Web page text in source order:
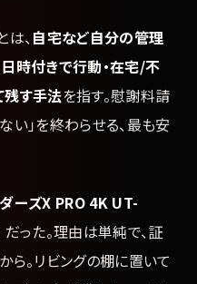
、 自宅など自分の管理
時付きで行動・在宅/不
残す手法を指す。慰謝料請
い」を終わらせる、最も安
ーズX PRO 4K UT-
だった。理由は単純で、証
ら。リビングの棚に置いて